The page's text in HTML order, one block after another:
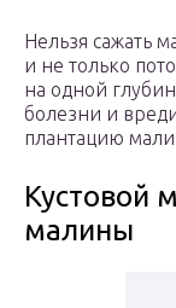
Нельзя сажать
и не только
на одной
болезни и
плантацию
Кустовой
малины